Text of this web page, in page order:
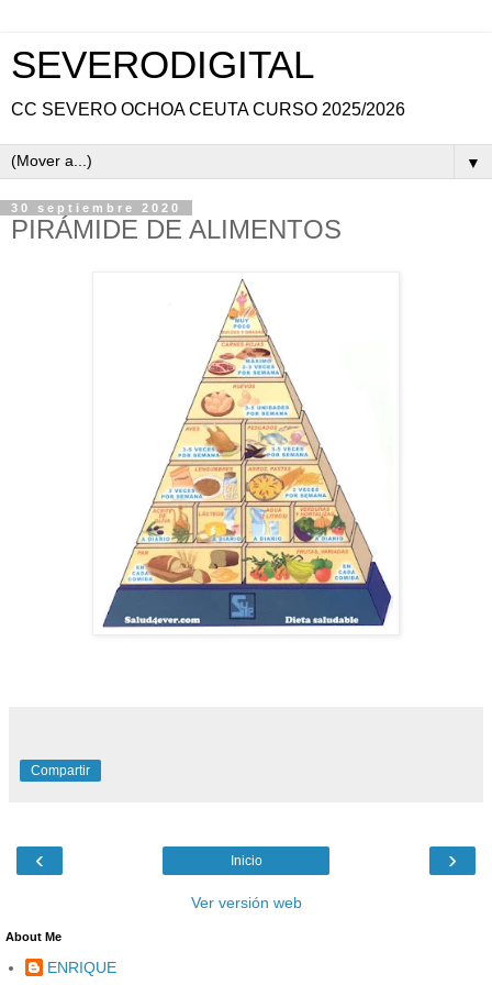
SEVERODIGITAL
CC SEVERO OCHOA CEUTA CURSO 2025/2026
▼
30 septiembre 2020
PIRÁMIDE DE ALIMENTOS
Compartir
‹ ›
Inicio
Ver versión web
About Me
ENRIQUE